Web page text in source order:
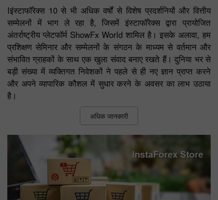
Iइंस्टाफॉरेक्स 10 से भी अधिक वर्षों से विशेष प्रदर्शनियों और वित्तीय
सम्मेलनों में भाग ले रहा है, जिसमें इंस्टाफॉरेक्स द्वारा प्रायोजित
अंतर्राष्ट्रीय प्लेटफॉर्म ShowFx World शामिल है। इसके अलावा, हम
प्रशिक्षण सेमिनार और सम्मेलनों के संगठन के माध्यम से वर्तमान और
संभावित ग्राहकों के साथ एक खुला संवाद बनाए रखते हैं। दुनिया भर से
बड़ी संख्या में व्यक्तिगत निवेशकों ने पहले से ही नए ज्ञान प्राप्त करने
और अपने व्यापारिक कौशल में सुधार करने के अवसर का लाभ उठाया
है।
अधिक जानकारी